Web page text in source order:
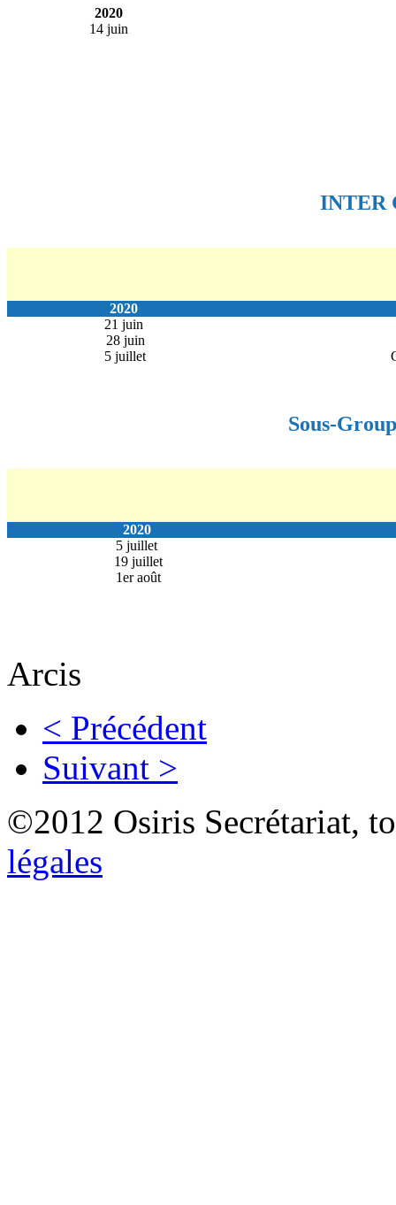
2020
14 juin
INTER
2020
21 juin
28 juin
5 juillet
Sous-
2020
5 juillet
19 juillet
1er août
Arcis
< Précédent
Suivant >
©2012 Osiris Secrétariat,
légales